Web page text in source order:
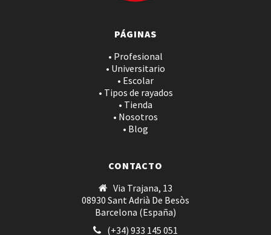
PÁGINAS
• Profesional
• Universitario
• Escolar
• Tipos de rayados
• Tienda
• Nosotros
• Blog
CONTACTO
Via Trajana, 13
08930 Sant Adrià De Besòs
Barcelona (España)
(+34) 933 145 051